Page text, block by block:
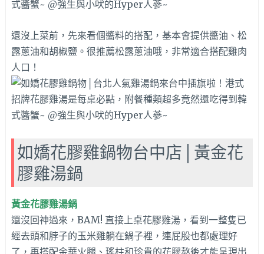
還沒上菜前，先來看個醬料的搭配，基本會提供醬油、松
露蔥油和胡椒鹽。很推薦松露蔥油哦，非常適合搭配雞肉
人口！
如嬌花膠雞鍋物台中店│黃金花
膠雞湯鍋
黃金花膠雞湯鍋
還沒回神過來，BAM! 直接上桌花膠雞湯，看到一整隻已
經去頭和脖子的玉米雞躺在鍋子裡，連屁股也都處理好
了，再搭配金華火腿、瑤柱和珍貴的花膠熬後才能呈現出